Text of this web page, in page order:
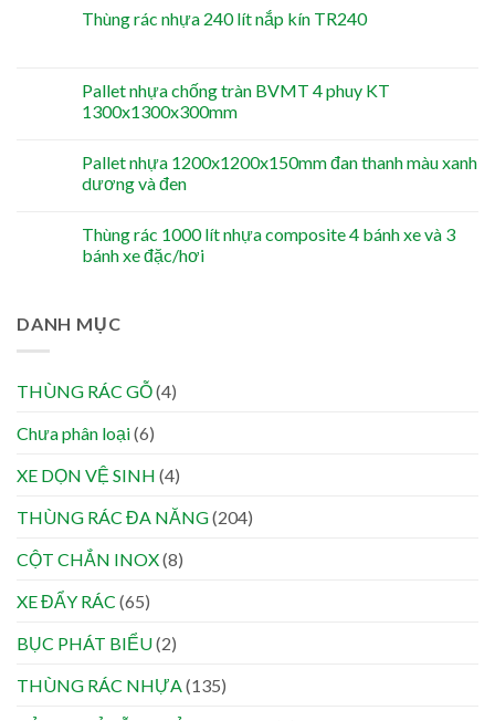
Thùng rác nhựa 240 lít nắp kín TR240
Pallet nhựa chống tràn BVMT 4 phuy KT
1300x1300x300mm
Pallet nhựa 1200x1200x150mm đan thanh màu xanh
dương và đen
Thùng rác 1000 lít nhựa composite 4 bánh xe và 3
bánh xe đặc/hơi
DANH MỤC
THÙNG RÁC GỖ(4)
Chưa phân loại(6)
XE DỌN VỆ SINH (4)
THÙNG RÁC ĐA NĂNG(204)
CỘT CHẮN INOX(8)
XE ĐẨY RÁC (65)
BỤC PHÁT BIỂU(2)
THÙNG RÁC NHỰA (135)